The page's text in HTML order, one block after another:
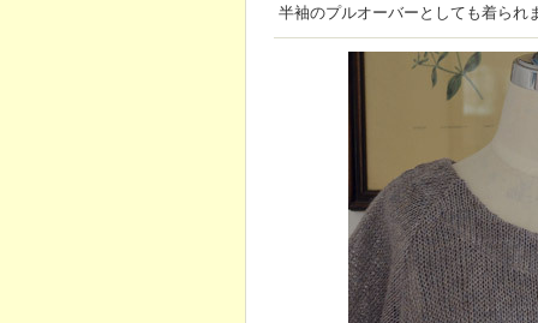
半袖のプルオーバーとしても着られ